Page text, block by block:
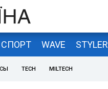
СПОРТ WAVE STYLER
TECH MILTECH